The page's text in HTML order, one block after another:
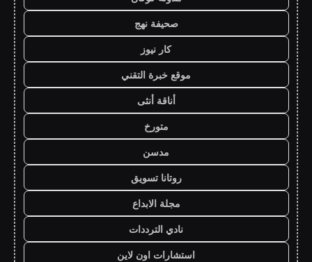
صحيفة نهج
كار نيوز
موقع خبرة التقني
أناقة أنثى
متورخ
مدسن
روتانا تسويق
مجلة الابداع
نادي الترددات
استشارات اون لاين